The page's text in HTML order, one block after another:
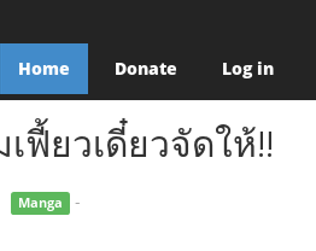
Home Donate Log in
ฟี้ยวเดี๋ยวจัดให้!!
Manga -